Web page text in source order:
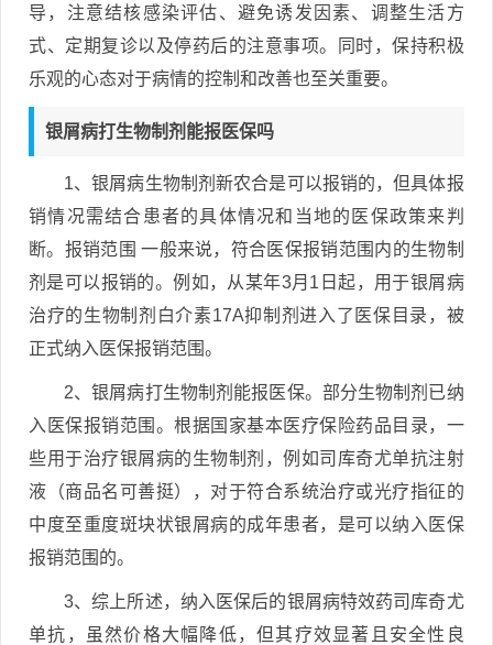
导，注意结核感染评估、避免诱发因素、调整生活方
式、定期复诊以及停药后的注意事项。同时，保持积极
乐观的心态对于病情的控制和改善也至关重要。
银屑病打生物制剂能报医保吗
1、银屑病生物制剂新农合是可以报销的，但具体报
销情况需结合患者的具体情况和当地的医保政策来判
断。报销范围 一般来说，符合医保报销范围内的生物制
剂是可以报销的。例如，从某年3月1日起，用于银屑病
治疗的生物制剂白介素17A抑制剂进入了医保目录，被
正式纳入医保报销范围。
2、银屑病打生物制剂能报医保。部分生物制剂已纳
入医保报销范围。根据国家基本医疗保险药品目录，一
些用于治疗银屑病的生物制剂，例如司库奇尤单抗注射
液（商品名可善挺），对于符合系统治疗或光疗指征的
中度至重度斑块状银屑病的成年患者，是可以纳入医保
报销范围的。
3、综上所述，纳入医保后的银屑病特效药司库奇尤
单抗，虽然价格大幅降低，但其疗效显著且安全性良